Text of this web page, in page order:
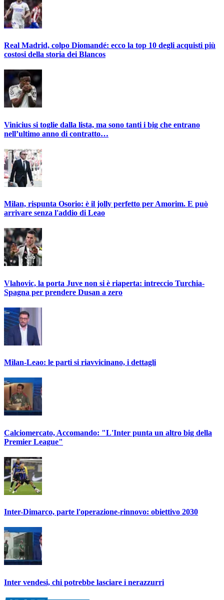
Real Madrid, colpo Diomandé: ecco la top 10 degli acquisti più
costosi della storia dei Blancos
Vinicius si toglie dalla lista, ma sono tanti i big che entrano
nell’ultimo anno di contratto…
Milan, rispunta Osorio: è il jolly perfetto per Amorim. E può
arrivare senza l'addio di Leao
Vlahovic, la porta Juve non si è riaperta: intreccio Turchia-
Spagna per prendere Dusan a zero
Milan-Leao: le parti si riavvicinano, i dettagli
Calciomercato, Accomando: "L'Inter punta un altro big della
Premier League"
Inter-Dimarco, parte l'operazione-rinnovo: obiettivo 2030
Inter vendesi, chi potrebbe lasciare i nerazzurri